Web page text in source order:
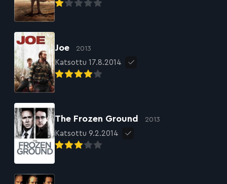
Joe 2013
Katsottu 17.8.2014
The Frozen Ground 2013
Katsottu 9.2.2014